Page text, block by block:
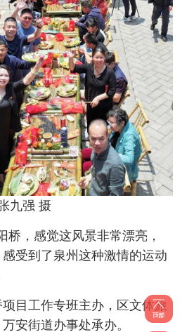
九强 摄
桥，感觉这风景非常漂亮，
受到了泉州这种激情的运动
目工作专班主办，区文体旅
安街道办事处承办。